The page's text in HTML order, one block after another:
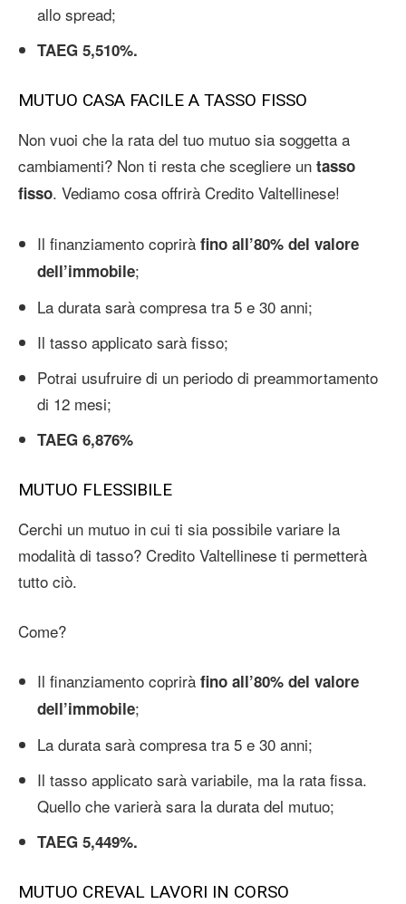
allo spread;
TAEG 5,510%.
MUTUO CASA FACILE A TASSO FISSO
Non vuoi che la rata del tuo mutuo sia soggetta a
cambiamenti? Non ti resta che scegliere un tasso
fisso. Vediamo cosa offrirà Credito Valtellinese!
Il finanziamento coprirà fino all’80% del valore
dell’immobile;
La durata sarà compresa tra 5 e 30 anni;
Il tasso applicato sarà fisso;
Potrai usufruire di un periodo di preammortamento
di 12 mesi;
TAEG 6,876%
MUTUO FLESSIBILE
Cerchi un mutuo in cui ti sia possibile variare la
modalità di tasso? Credito Valtellinese ti permetterà
tutto ciò.
Come?
Il finanziamento coprirà fino all’80% del valore
dell’immobile;
La durata sarà compresa tra 5 e 30 anni;
Il tasso applicato sarà variabile, ma la rata fissa.
Quello che varierà sara la durata del mutuo;
TAEG 5,449%.
MUTUO CREVAL LAVORI IN CORSO